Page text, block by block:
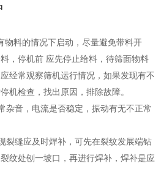
物料的情况下启动，尽量避免带料开
，停机前 应先停止给料，待筛面物料
经常观察筛机运行情况，如果发现有不
机检查，找出原因，排除故障。
音，电流是否稳定，振动有无不正常
缝应及时焊补，可先在裂纹发展端钻
纹处刨一坡口，再进行焊补，焊补是应